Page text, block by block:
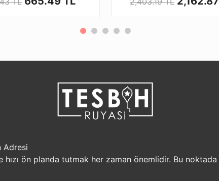
Adresi
ön planda tutmak her zaman önemlidir. Bu